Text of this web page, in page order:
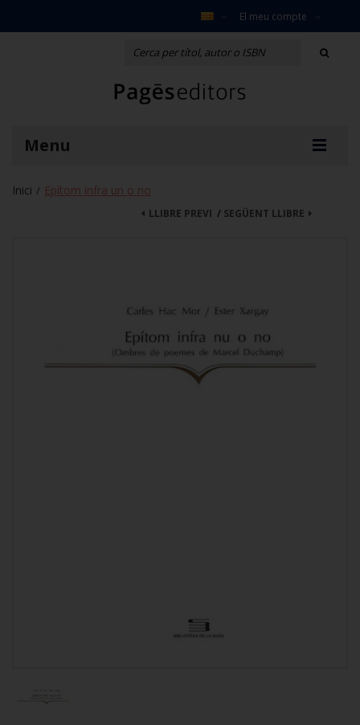
El meu compte
Menu
Inici / Epítom infra un o no
SEGÜENT LLIBRE
LLIBRE PREVI /